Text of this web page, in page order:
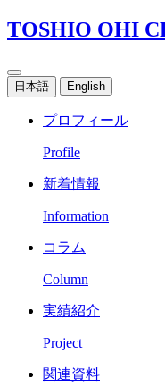
TOSHIO OHI
日本語 English
プロフィール
Profile
新着情報
Information
コラム
Column
実績紹介
Project
関連資料